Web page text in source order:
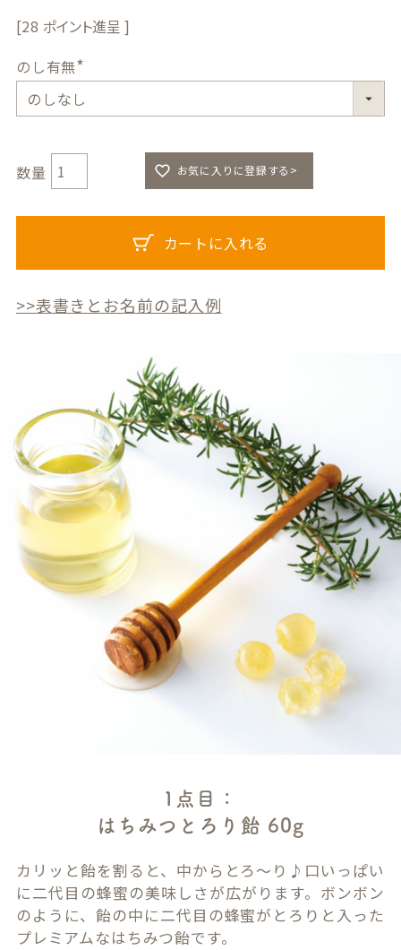
28
のし有無
(
必
須
お気に入りに登録する>
カートに入れる
>>表書きとお名前の記入例
1点目：
はちみつとろり飴 60g
カリッと飴を割ると、中からとろ～り♪口いっぱい
に二代目の蜂蜜の美味しさが広がります。ボンボン
のように、飴の中に二代目の蜂蜜がとろりと入った
プレミアムなはちみつ飴です。